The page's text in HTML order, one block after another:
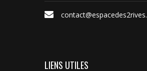
LIENS UTILES